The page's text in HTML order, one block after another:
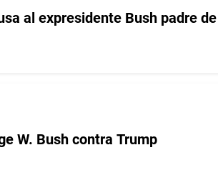
al expresidente Bush padre de
W. Bush contra Trump